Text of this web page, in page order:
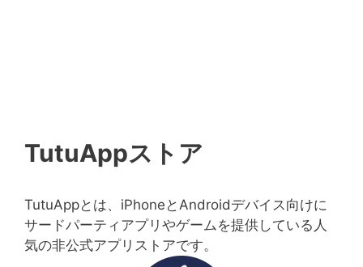
TutuAppストア
TutuAppとは、iPhoneとAndroidデバイス向けに
サードパーティアプリやゲームを提供している人
気の非公式アプリストアです。